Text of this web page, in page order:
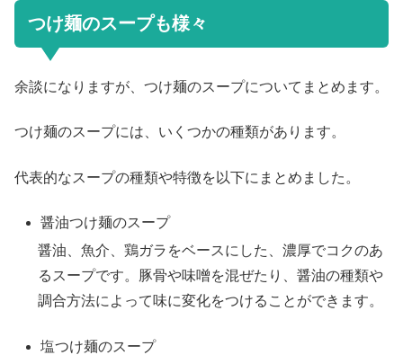
つけ麺のスープも様々
余談になりますが、つけ麺のスープについてまとめます。
つけ麺のスープには、いくつかの種類があります。
代表的なスープの種類や特徴を以下にまとめました。
醤油つけ麺のスープ
醤油、魚介、鶏ガラをベースにした、濃厚でコクのあ
るスープです。豚骨や味噌を混ぜたり、醤油の種類や
調合方法によって味に変化をつけることができます。
塩つけ麺のスープ